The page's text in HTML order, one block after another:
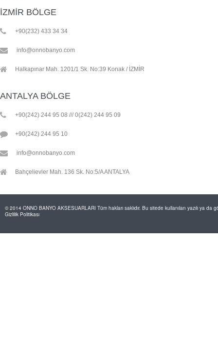
İZMİR BÖLGE
+90(232) 433 34 34
info@onnobanyo.com
Halkapınar Mah. 1201/1 Sk. No:39 Konak / İZMİR
ANTALYA BÖLGE
+90(242) 244 95 08 /// 0(242) 244 95 09
+90(242) 244 95 10
info@onnobanyo.com
Bahçelievler Mah. 136 Sk. No:5/A ANTALYA
© 2014 ONNO BANYO AKSESUARLARI Tüm hakları saklıdır. Bu sitede kullanılan yazılı ya da
Gizlilik Politikası